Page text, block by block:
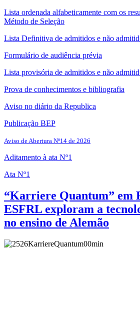
Lista ordenada alfabeticamente com os
Método de Seleção
Lista Definitiva de admitidos e não
Formulário de audiência prévia
Lista provisória de admitidos e não
Prova de conhecimentos e bibliografia
Aviso no diário da Republica
Publicação BEP
Aviso de Abertura Nº14 de 2026
Aditamento à ata Nº1
Ata Nº1
“Karriere Quantum” em
ESFRL exploram a
no ensino de Alemão